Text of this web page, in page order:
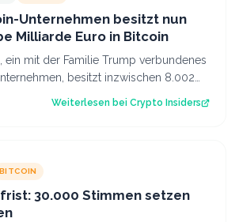
Unternehmen besitzt nun
Milliarde Euro in Bitcoin
ein mit der Familie Trump verbundenes
besitzt inzwischen 8.002
Weiterlesen bei Crypto Insiders
BITCOIN
30.000 Stimmen setzen